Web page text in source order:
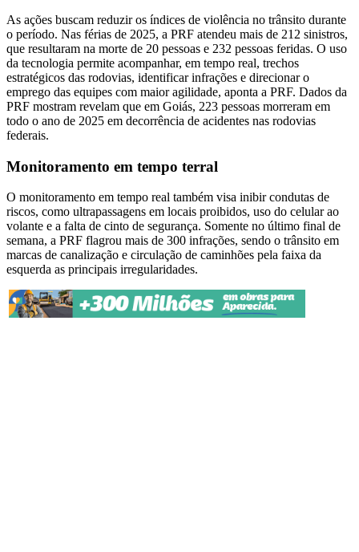
As ações buscam reduzir os índices de violência no trânsito durante
o período. Nas férias de 2025, a PRF atendeu mais de 212 sinistros,
que resultaram na morte de 20 pessoas e 232 pessoas feridas. O uso
da tecnologia permite acompanhar, em tempo real, trechos
estratégicos das rodovias, identificar infrações e direcionar o
emprego das equipes com maior agilidade, aponta a PRF. Dados da
PRF mostram revelam que em Goiás, 223 pessoas morreram em
todo o ano de 2025 em decorrência de acidentes nas rodovias
federais.
Monitoramento em tempo terral
O monitoramento em tempo real também visa inibir condutas de
riscos, como ultrapassagens em locais proibidos, uso do celular ao
volante e a falta de cinto de segurança. Somente no último final de
semana, a PRF flagrou mais de 300 infrações, sendo o trânsito em
marcas de canalização e circulação de caminhões pela faixa da
esquerda as principais irregularidades.